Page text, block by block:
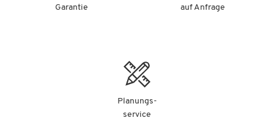
Garantie
auf Anfrage
Planungs-
service